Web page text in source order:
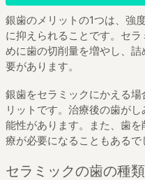
銀歯のメリットの1つは、強
に抑えられることです。セ
めに歯の切削量を増やし、
要があります。
銀歯をセラミックにかえる
リットです。治療後の歯が
能性があります。また、歯
療が必要になることもあるで
セラミックの歯の種類